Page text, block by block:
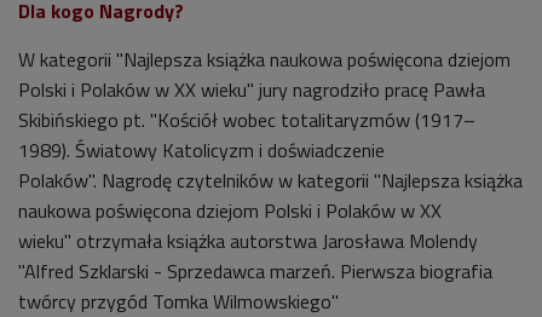
Dla kogo Nagrody?
W kategorii "Najlepsza książka naukowa poświęcona dziejom
Polski i Polaków w XX wieku" jury nagrodziło pracę Pawła
Skibińskiego pt. "Kościół wobec totalitaryzmów (1917–
1989). Światowy Katolicyzm i doświadczenie
Polaków". Nagrodę czytelników w kategorii "Najlepsza książka
naukowa poświęcona dziejom Polski i Polaków w XX
wieku" otrzymała książka autorstwa Jarosława Molendy
"Alfred Szklarski - Sprzedawca marzeń. Pierwsza biografia
twórcy przygód Tomka Wilmowskiego"